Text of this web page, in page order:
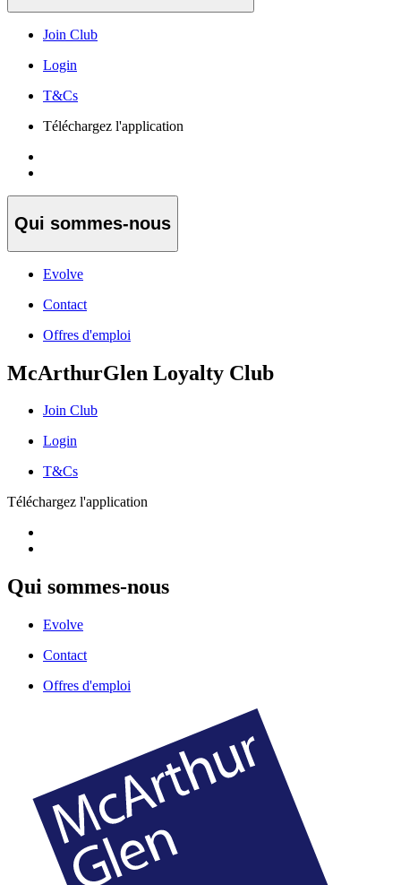
Join Club
Login
T&Cs
Téléchargez l'application
Qui sommes-nous
Evolve
Contact
Offres d'emploi
McArthurGlen Loyalty Club
Join Club
Login
T&Cs
Téléchargez l'application
Qui sommes-nous
Evolve
Contact
Offres d'emploi